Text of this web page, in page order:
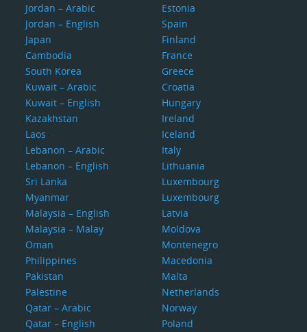
Jordan – Arabic
Jordan – English
Japan
Cambodia
South Korea
Kuwait – Arabic
Kuwait – English
Kazakhstan
Laos
Lebanon – Arabic
Lebanon – English
Sri Lanka
Myanmar
Malaysia – English
Malaysia – Malay
Oman
Philippines
Pakistan
Palestine
Qatar – Arabic
Qatar – English
Estonia
Spain
Finland
France
Greece
Croatia
Hungary
Ireland
Iceland
Italy
Lithuania
Luxembourg
Luxembourg
Latvia
Moldova
Montenegro
Macedonia
Malta
Netherlands
Norway
Poland